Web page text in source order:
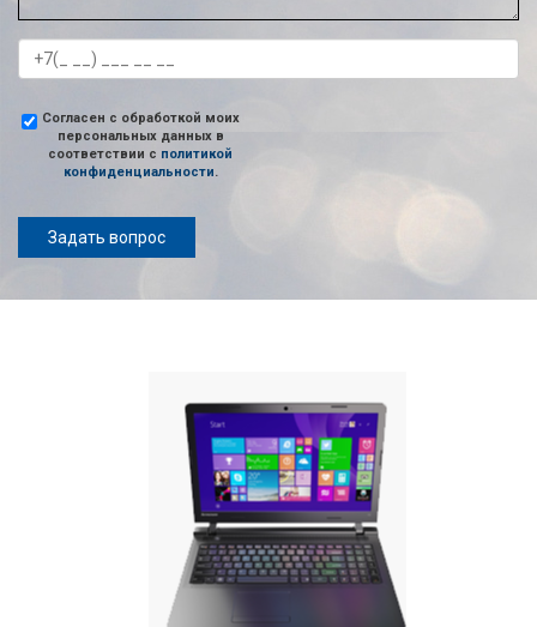
Согласен с обработкой моих
персональных данных в
соответствии с политикой
конфиденциальности.
Задать вопрос